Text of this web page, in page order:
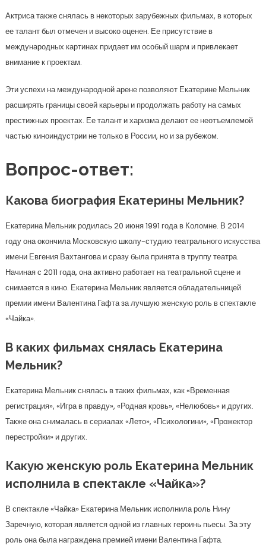
Актриса также снялась в некоторых зарубежных фильмах, в которых
ее талант был отмечен и высоко оценен. Ее присутствие в
международных картинах придает им особый шарм и привлекает
внимание к проектам.
Эти успехи на международной арене позволяют Екатерине Мельник
расширять границы своей карьеры и продолжать работу на самых
престижных проектах. Ее талант и харизма делают ее неотъемлемой
частью киноиндустрии не только в России, но и за рубежом.
Вопрос-ответ:
Какова биография Екатерины Мельник?
Екатерина Мельник родилась 20 июня 1991 года в Коломне. В 2014
году она окончила Московскую школу-студию театрального искусства
имени Евгения Вахтангова и сразу была принята в труппу театра.
Начиная с 2011 года, она активно работает на театральной сцене и
снимается в кино. Екатерина Мельник является обладательницей
премии имени Валентина Гафта за лучшую женскую роль в спектакле
«Чайка».
В каких фильмах снялась Екатерина
Мельник?
Екатерина Мельник снялась в таких фильмах, как «Временная
регистрация», «Игра в правду», «Родная кровь», «Нелюбовь» и других.
Также она снималась в сериалах «Лето», «Психологини», «Прожектор
перестройки» и других.
Какую женскую роль Екатерина Мельник
исполнила в спектакле «Чайка»?
В спектакле «Чайка» Екатерина Мельник исполнила роль Нину
Заречную, которая является одной из главных героинь пьесы. За эту
роль она была награждена премией имени Валентина Гафта.